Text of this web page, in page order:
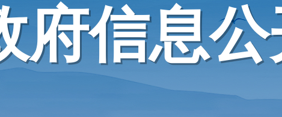
府信息